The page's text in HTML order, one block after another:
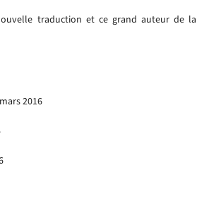
traduction et ce grand auteur de la
2016